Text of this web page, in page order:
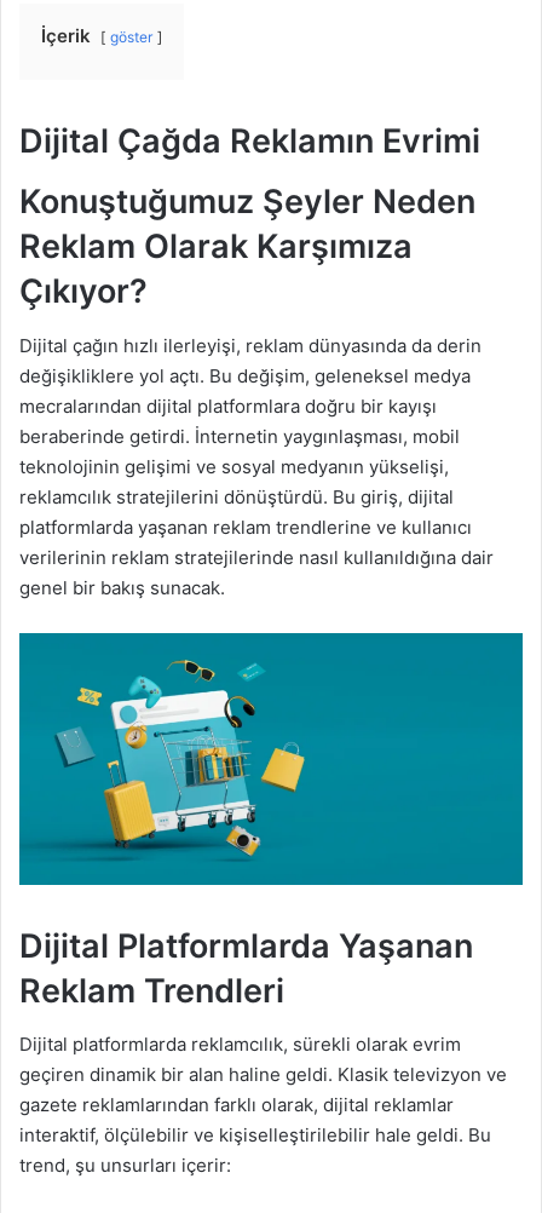
İçerik göster
Dijital Çağda Reklamın Evrimi
Konuştuğumuz Şeyler Neden
Reklam Olarak Karşımıza
Çıkıyor?
Dijital çağın hızlı ilerleyişi, reklam dünyasında da derin
değişikliklere yol açtı. Bu değişim, geleneksel medya
mecralarından dijital platformlara doğru bir kayışı
beraberinde getirdi. İnternetin yaygınlaşması, mobil
teknolojinin gelişimi ve sosyal medyanın yükselişi,
reklamcılık stratejilerini dönüştürdü. Bu giriş, dijital
platformlarda yaşanan reklam trendlerine ve kullanıcı
verilerinin reklam stratejilerinde nasıl kullanıldığına dair
genel bir bakış sunacak.
Dijital Platformlarda Yaşanan
Reklam Trendleri
Dijital platformlarda reklamcılık, sürekli olarak evrim
geçiren dinamik bir alan haline geldi. Klasik televizyon ve
gazete reklamlarından farklı olarak, dijital reklamlar
interaktif, ölçülebilir ve kişiselleştirilebilir hale geldi. Bu
trend, şu unsurları içerir: